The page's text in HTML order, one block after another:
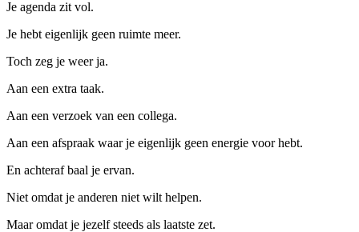
Je agenda zit vol.
Je hebt eigenlijk geen ruimte meer.
Toch zeg je weer ja.
Aan een extra taak.
Aan een verzoek van een collega.
Aan een afspraak waar je eigenlijk geen energie voor hebt.
En achteraf baal je ervan.
Niet omdat je anderen niet wilt helpen.
Maar omdat je jezelf steeds als laatste zet.